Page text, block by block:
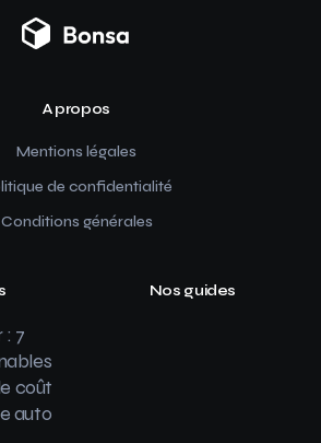
A propos
Mentions légales
de confidentialité
Conditions générales
7
coût
auto
Nos guides